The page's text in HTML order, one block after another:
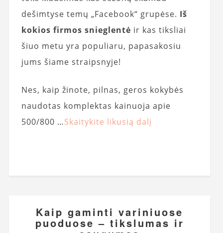
dešimtyse temų „Facebook“ grupėse. Iš
kokios firmos snieglentė ir kas tiksliai
šiuo metu yra populiaru, papasakosiu
jums šiame straipsnyje!
Nes, kaip žinote, pilnas, geros kokybės
naudotas komplektas kainuoja apie
500/800 …Skaitykite likusią dalį
Kaip gaminti variniuose
puoduose – tikslumas ir